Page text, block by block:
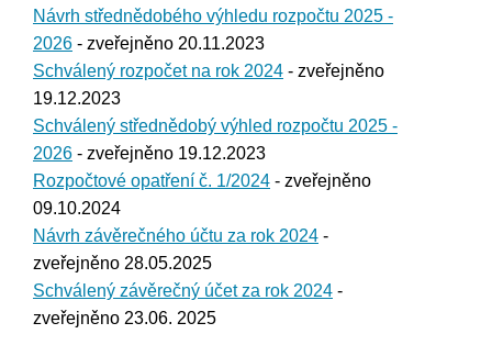
Návrh střednědobého výhledu rozpočtu 2025 -
2026 - zveřejněno 20.11.2023
Schválený rozpočet na rok 2024 - zveřejněno
19.12.2023
Schválený střednědobý výhled rozpočtu 2025 -
2026 - zveřejněno 19.12.2023
Rozpočtové opatření č. 1/2024 - zveřejněno
09.10.2024
Návrh závěrečného účtu za rok 2024 -
zveřejněno 28.05.2025
Schválený závěrečný účet za rok 2024 -
zveřejněno 23.06. 2025